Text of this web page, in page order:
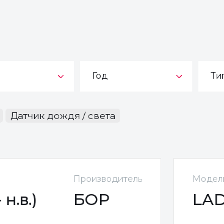
Год
Датчик дождя / света
Производитель
БОР